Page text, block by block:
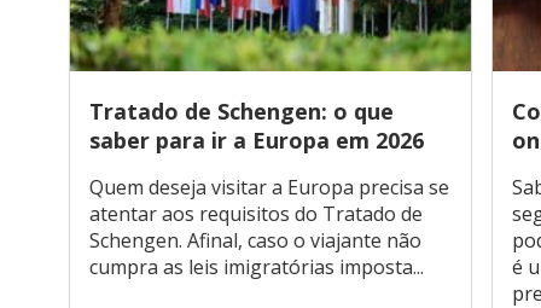
Tratado de Schengen: o que
saber para ir a Europa em 2026
Quem deseja visitar a Europa precisa se
atentar aos requisitos do Tratado de
Schengen. Afinal, caso o viajante não
cumpra as leis imigratórias imposta...
é